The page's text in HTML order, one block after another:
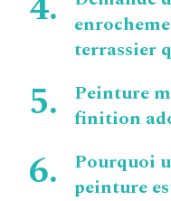
terrassier
Peinture
finition
Pourquoi
peinture